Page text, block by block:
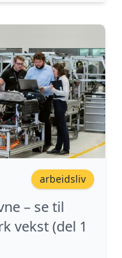
arbeidsliv
– se til
vekst (del 1